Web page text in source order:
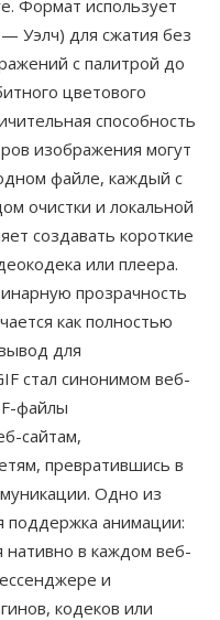
Формат использует
Уэлч) для сжатия без
с палитрой до
цветового
способность
изображения могут
файле, каждый с
очистки и локальной
создавать короткие
или плеера.
прозрачность
как полностью
для
стал синонимом веб-
файлы
сайтам,
превратившись в
Одно из
поддержка анимации:
нативно в каждом веб-
и
кодеков или